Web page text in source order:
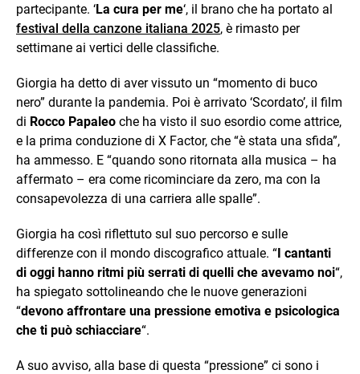
partecipante. ‘La cura per me‘, il brano che ha portato al
festival della canzone italiana 2025, è rimasto per
settimane ai vertici delle classifiche.
Giorgia ha detto di aver vissuto un “momento di buco
nero” durante la pandemia. Poi è arrivato ‘Scordato’, il film
di Rocco Papaleo che ha visto il suo esordio come attrice,
e la prima conduzione di X Factor, che “è stata una sfida”,
ha ammesso. E “quando sono ritornata alla musica – ha
affermato – era come ricominciare da zero, ma con la
consapevolezza di una carriera alle spalle”.
Giorgia ha così riflettuto sul suo percorso e sulle
differenze con il mondo discografico attuale. “I cantanti
di oggi hanno ritmi più serrati di quelli che avevamo noi“,
ha spiegato sottolineando che le nuove generazioni
“devono affrontare una pressione emotiva e psicologica
che ti può schiacciare“.
A suo avviso, alla base di questa “pressione” ci sono i